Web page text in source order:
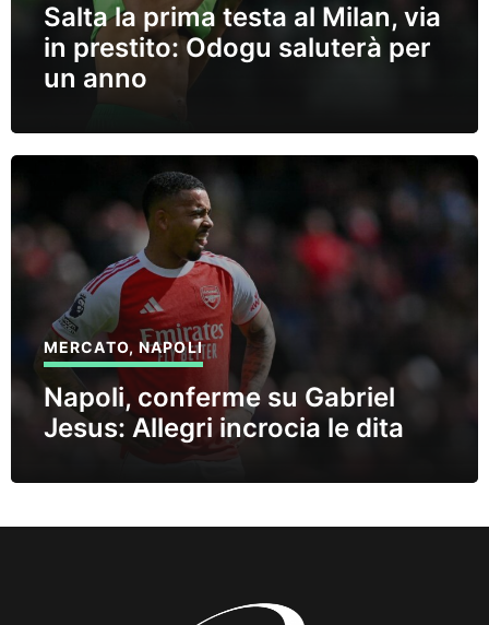
Salta la prima testa al Milan, via
in prestito: Odogu saluterà per
un anno
MERCATO,NAPOLI
Napoli, conferme su Gabriel
Jesus: Allegri incrocia le dita